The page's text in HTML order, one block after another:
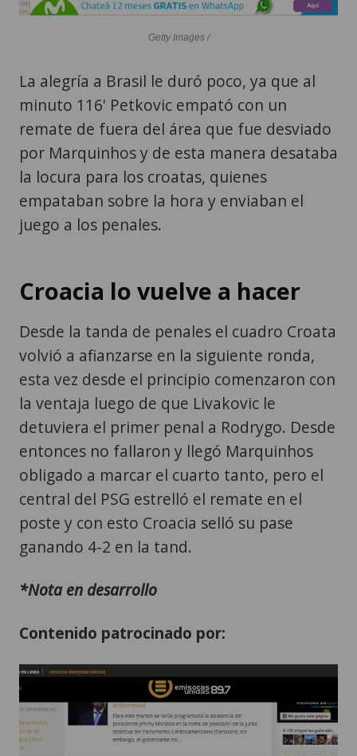
Getty Images /
La alegría a Brasil le duró poco, ya que al
minuto 116' Petkovic empató con un
remate de fuera del área que fue desviado
por Marquinhos y de esta manera desataba
la locura para los croatas, quienes
empataban sobre la hora y enviaban el
juego a los penales.
Croacia lo vuelve a hacer
Desde la tanda de penales el cuadro Croata
volvió a afianzarse en la siguiente ronda,
esta vez desde el principio comenzaron con
la ventaja luego de que Livakovic le
detuviera el primer penal a Rodrygo. Desde
entonces no fallaron y llegó Marquinhos
obligado a marcar el cuarto tanto, pero el
central del PSG estrelló el remate en el
poste y con esto Croacia selló su pase
ganando 4-2 en la tand.
*Nota en desarrollo
Contenido patrocinado por: